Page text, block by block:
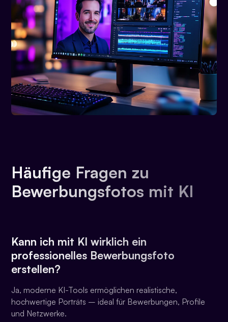
Häufige Fragen zu
Bewerbungsfotos mit KI
Kann ich mit KI wirklich ein
professionelles Bewerbungsfoto
erstellen?
Ja, moderne KI-Tools ermöglichen realistische,
hochwertige Porträts – ideal für Bewerbungen, Profile
und Netzwerke.